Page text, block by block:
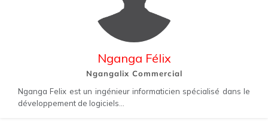
Nganga Félix
Ngangalix Commercial
Nganga Felix est un ingénieur informaticien spécialisé dans le
développement de logiciels...